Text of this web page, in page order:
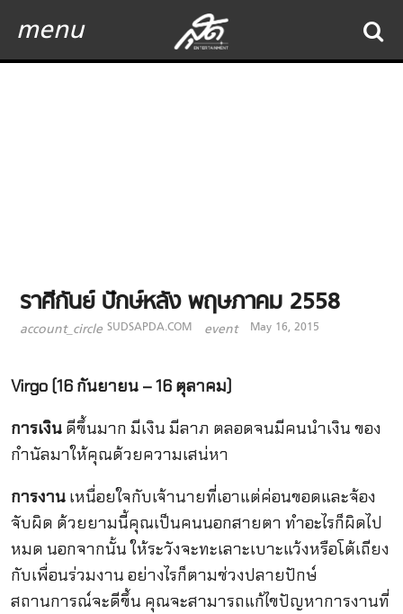
menu
ราศีกันย์ ปักษ์หลัง พฤษภาคม 2558
account_circle SUDSAPDA.COM event May 16, 2015
Virgo (16 กันยายน – 16 ตุลาคม)
การเงินดีขึ้นมาก มีเงิน มีลาภ ตลอดจนมีคนนำเงิน ของ
กำนัลมาให้คุณด้วยความเสน่หา
การงานเหนื่อยใจกับเจ้านายที่เอาแต่ค่อนขอดและจ้อง
จับผิด ด้วยยามนี้คุณเป็นคนนอกสายตา ทำอะไรก็ผิดไป
หมด นอกจากนั้น ให้ระวังจะทะเลาะเบาะแว้งหรือโต้เถียง
กับเพื่อนร่วมงาน อย่างไรก็ตามช่วงปลายปักษ์
สถานการณ์จะดีขึ้น คุณจะสามารถแก้ไขปัญหาการงานที่